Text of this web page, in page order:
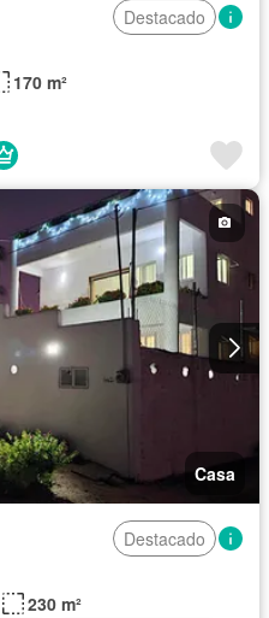
Destacado
170 m²
Casa
Destacado
230 m²